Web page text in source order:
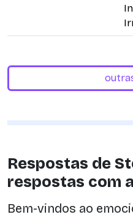
Respostas de
respostas com
Bem-vindos ao